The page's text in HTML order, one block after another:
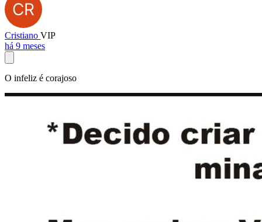
Cristiano VIP
há 9 meses
O infeliz é corajoso